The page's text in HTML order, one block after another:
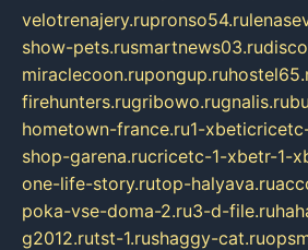
velotrenajery.rupronso54.ru
show-pets.rusmartnews03.ru
miraclecoon.rupongup.ru
firehunters.rugribowo.rugnalis.ru
hometown-france.ru1-
shop-garena.rucricetc-1-xbetr-1-
one-life-story.rutop-halyava.ru
poka-vse-doma-2.ru3-d-file.ru
g2012.rutst-1.rushaggy-cat.ru